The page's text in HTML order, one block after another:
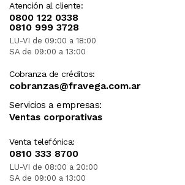
Atención al cliente:
0800 122 0338
0810 999 3728
LU-VI de 09:00 a 18:00
SA de 09:00 a 13:00
Cobranza de créditos:
cobranzas@fravega.com.ar
Servicios a empresas:
Ventas corporativas
Venta telefónica:
0810 333 8700
LU-VI de 08:00 a 20:00
SA de 09:00 a 13:00